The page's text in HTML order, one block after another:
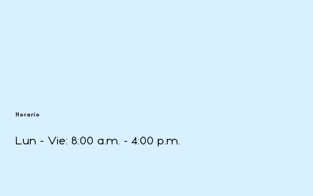
Horario
Lun - Vie: 8:00 a.m. - 4:00 p.m.